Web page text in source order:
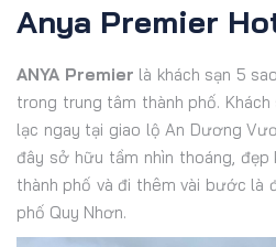
Anya Premier
ANYA Premier là khách sạn 5
trong trung tâm thành phố.
lạc ngay tại giao lộ An Dương
đây sở hữu tầm nhìn thoáng,
thành phố và đi thêm vài bước là
phố Quy Nhơn.